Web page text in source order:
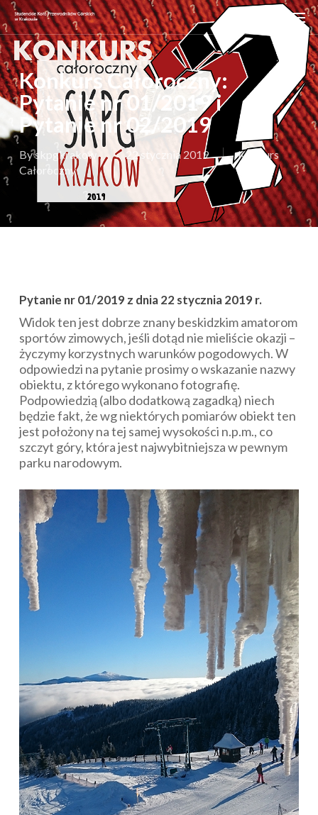
Skip
to
main
content
Konkurs Całoroczny:
Pytanie nr 01/2019 i
Pytanie nr 02/2019
Byskpgkrakow 22 stycznia 2019
Konkurs
Całoroczny
Pytanie nr 01/2019 z dnia 22 stycznia 2019 r.
Widok ten jest dobrze znany beskidzkim amatorom
sportów zimowych, jeśli dotąd nie mieliście okazji –
życzymy korzystnych warunków pogodowych. W
odpowiedzi na pytanie prosimy o wskazanie nazwy
obiektu, z którego wykonano fotografię.
Podpowiedzią (albo dodatkową zagadką) niech
będzie fakt, że wg niektórych pomiarów obiekt ten
jest położony na tej samej wysokości n.p.m., co
szczyt góry, która jest najwybitniejsza w pewnym
parku narodowym.